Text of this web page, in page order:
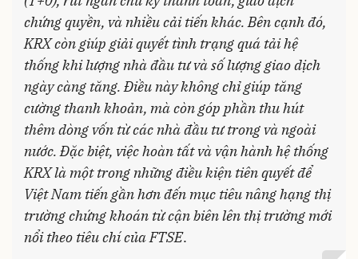
chứng quyền, và nhiều cải tiến khác. Bên cạnh đó,
KRX còn giúp giải quyết tình trạng quá tải hệ
thống khi lượng nhà đầu tư và số lượng giao dịch
ngày càng tăng. Điều này không chỉ giúp tăng
cường thanh khoản, mà còn góp phần thu hút
thêm dòng vốn từ các nhà đầu tư trong và ngoài
nước. Đặc biệt, việc hoàn tất và vận hành hệ thống
KRX là một trong những điều kiện tiên quyết để
Việt Nam tiến gần hơn đến mục tiêu nâng hạng thị
trường chứng khoán từ cận biên lên thị trường mới
nổi theo tiêu chí của FTSE.